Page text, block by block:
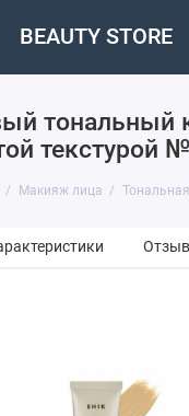
BEAUTY STORE
тональный
текстурой
Макияж лица